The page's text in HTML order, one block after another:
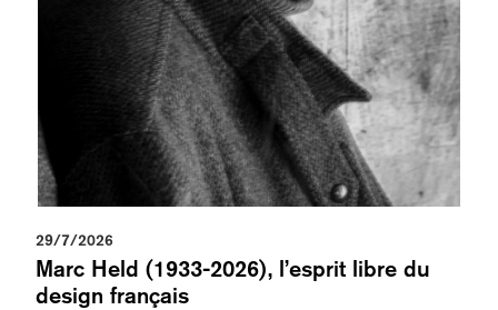
29/7/2026
Marc Held (1933-2026), l’esprit libre du
design français